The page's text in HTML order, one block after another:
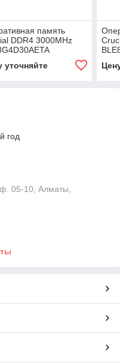
память
DDR4 3000MHz
уточняйте
год
05-10, Алматы,